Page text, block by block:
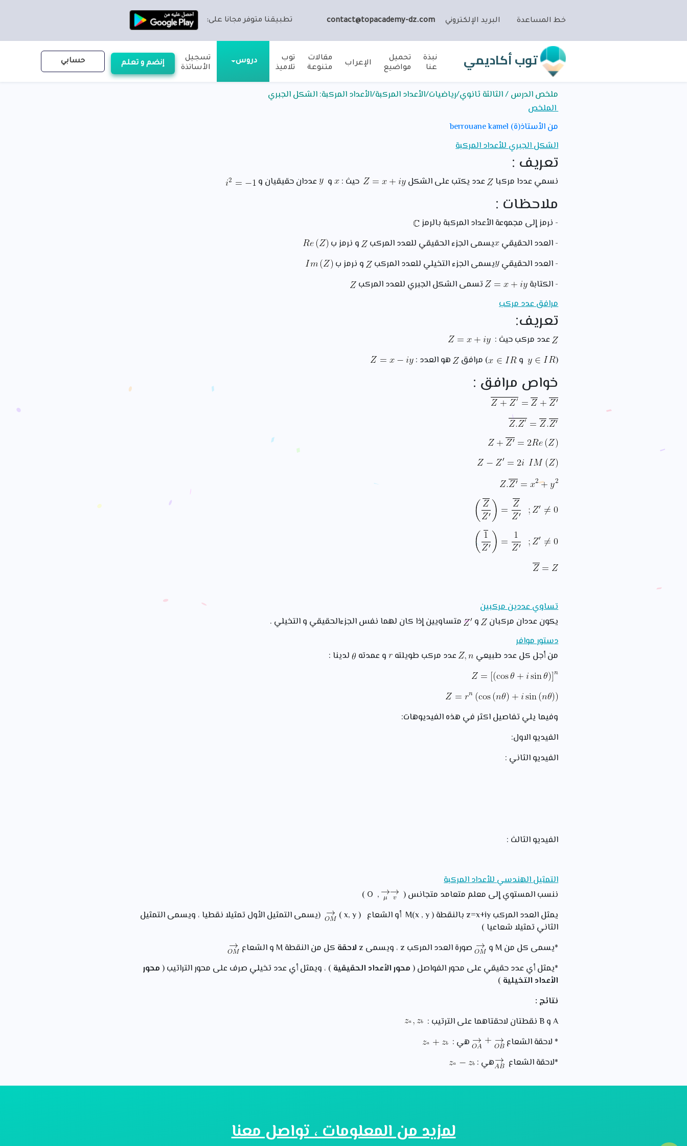
خط المساعدة البريد الإلكتروني contact@topacademy-dz.com تطبيقنا متوفر مجانا على:
توب أكاديمي
نبذة
عنا
تحميل
مواضيع
الإعراب
مقالات
متنوعة
توب
تلاميذ
دروس
تسجيل
الأساتذة
إنضم و تعلم حسابي
ملخص الدرس / الثالثة ثانوي/رياضيات/الأعداد المركبة/الأعداد المركبة: الشكل الجبري
الملخص
من الأستاذ(ة) berrouane kamel
الشكل الجبري للأعداد المركبة
تعريف :
نسمي عددا مركبا عدد يكتب على الشكل حيث : و عددان حقيقيان و
ملاحظات :
- نرمز إلى مجموعة الأعداد المركبة بالرمز
- العدد الحقيقي يسمى الجزء الحقيقي للعدد المركب
و نرمز ب
- العدد الحقيقي يسمى الجزء التخيلي للعدد المركب
و نرمز ب
- الكتابة
تسمى الشكل الجبري للعدد المركب
مرافق عدد مركب
تعريف:
عدد مركب حيث :
(
و ) مرافق هو العدد :
خواص مرافق :
تساوي عددين مركبين
يكون عددان مركبان
و
متساويين إذا كان لهما نفس الجزءالحقيقي و التخيلي .
دستور موافر
من أجل كل عدد طبيعي
عدد مركب طويلته و عمدته لدينا :
وفيما يلي تفاصيل اكثر في هذه الفيديوهات:
الفيديو الاول:
الفيديو الثاني :
الفيديو الثالث :
التمثيل الهندسي للأعداد المركبة
ننسب المستوي إلى معلم متعامد متجانس (
, O )
يمثل العدد المركب z=x+iy بالنقطة ( M(x , y أو الشعاع ( x, y )
(يسمى التمثيل الأول تمثيلا نقطيا ، ويسمى التمثيل
الثاني تمثيلا شعاعيا )
*يسمى كل من M و
صورة العدد المركب z ، ويسمى z لاحقة كل من النقطة M و الشعاع
*يمثل أي عدد حقيقي على محور الفواصل (محور الأعداد الحقيقية ) ، ويمثل أي عدد تخيلي صرف على محور التراتيب ( محور
الأعداد التخيلية )
نتائج :
A و B نقطتان لاحقتاهما على الترتيب :
* لاحقة الشعاع
هي :
*لاحقة الشعاع
هي :
لمزيد من المعلومات ، تواصل معنا